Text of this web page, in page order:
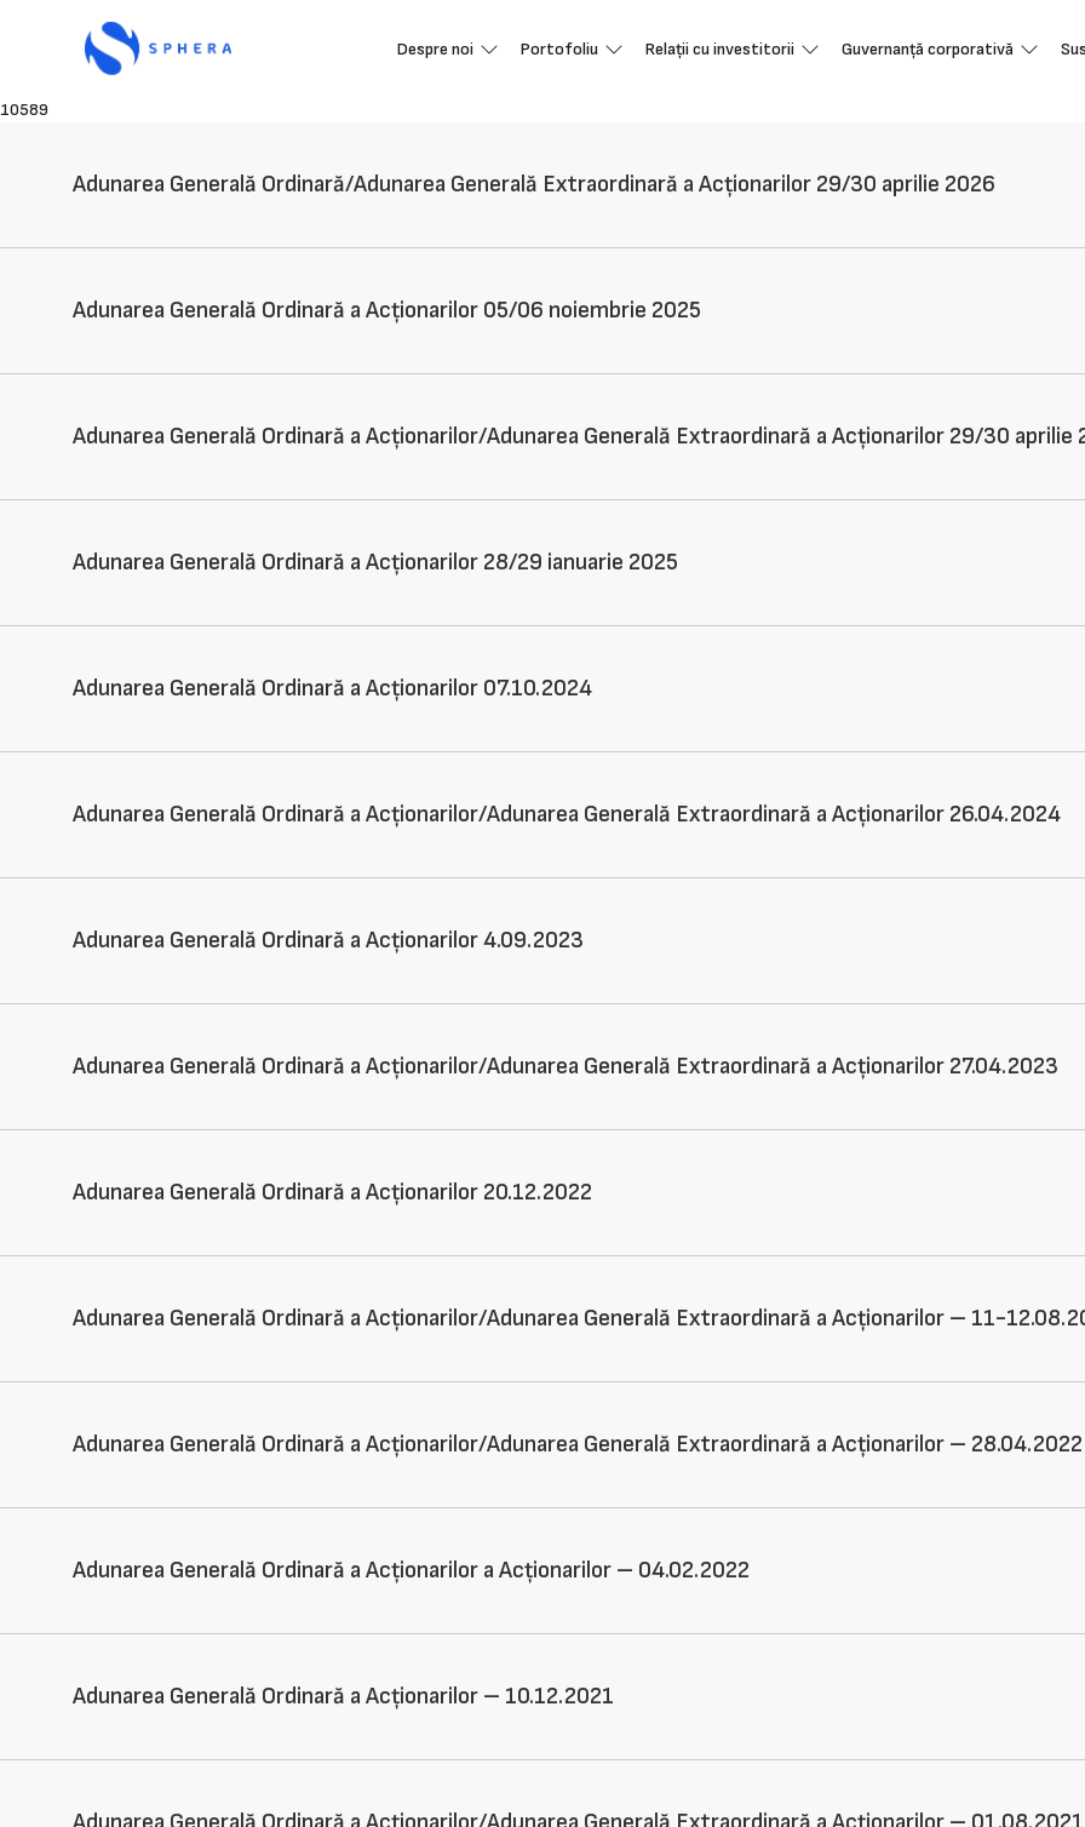
Despre noi Portofoliu Relații cu investitorii Guvernanță corporativă
10589
Adunarea Generală Ordinară/Adunarea Generală Extraordinară a Acționarilor 29/30 aprilie 2026
Adunarea Generală Ordinară a Acționarilor 05/06 noiembrie 2025
Adunarea Generală Ordinară a Acționarilor/Adunarea Generală Extraordinară a Acționarilor 29/30 aprilie
Adunarea Generală Ordinară a Acționarilor 28/29 ianuarie 2025
Adunarea Generală Ordinară a Acționarilor 07.10.2024
Adunarea Generală Ordinară a Acționarilor/Adunarea Generală Extraordinară a Acționarilor 26.04.2024
Adunarea Generală Ordinară a Acționarilor 4.09.2023
Adunarea Generală Ordinară a Acționarilor/Adunarea Generală Extraordinară a Acționarilor 27.04.2023
Adunarea Generală Ordinară a Acționarilor 20.12.2022
Adunarea Generală Ordinară a Acționarilor/Adunarea Generală Extraordinară a Acționarilor – 11-
Adunarea Generală Ordinară a Acționarilor/Adunarea Generală Extraordinară a Acționarilor – 28.04.2022
Adunarea Generală Ordinară a Acționarilor a Acționarilor – 04.02.2022
Adunarea Generală Ordinară a Acționarilor – 10.12.2021